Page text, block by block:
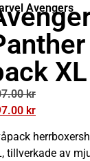
Avengers
XL
kr
kr
tillverkade av